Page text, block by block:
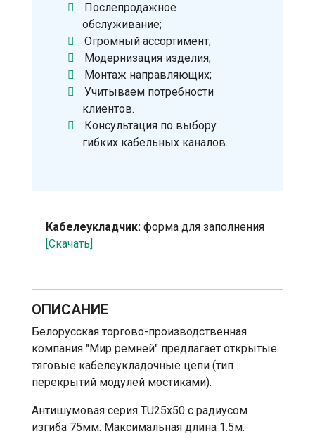
Послепродажное
обслуживание;
Огромный ассортимент;
Модернизация изделия;
Монтаж направляющих;
Учитываем потребности
клиентов.
Консультация по выбору
гибких кабельных каналов.
Кабелеукладчик: форма для заполнения
[Скачать]
ОПИСАНИЕ
Белорусская торгово-производственная
компания "Мир ремней" предлагает открытые
тяговые кабелеукладочные цепи (тип
перекрытий модулей мостиками).
Антишумовая серия TU25x50 с радиусом
изгиба 75мм. Максимальная длина 1.5м.